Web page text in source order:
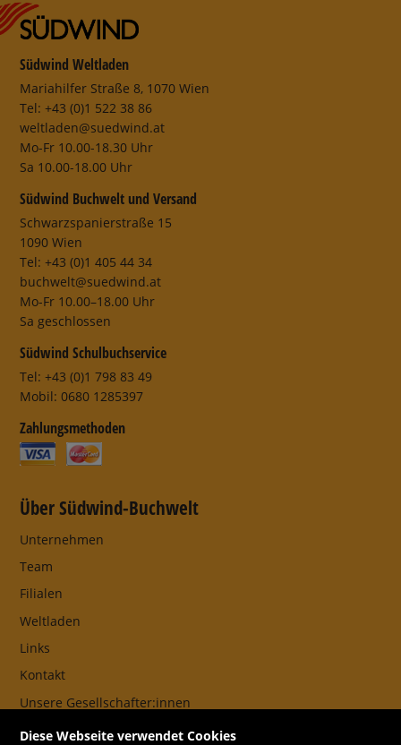
Südwind Weltladen
Mariahilfer Straße 8, 1070 Wien
Tel: +43 (0)1 522 38 86
weltladen@suedwind.at
Mo-Fr 10.00-18.30 Uhr
Sa 10.00-18.00 Uhr
Südwind Buchwelt und Versand
Schwarzspanierstraße 15
1090 Wien
Tel: +43 (0)1 405 44 34
buchwelt@suedwind.at
Mo-Fr 10.00–18.00 Uhr
Sa geschlossen
Südwind Schulbuchservice
Tel: +43 (0)1 798 83 49
Mobil: 0680 1285397
Zahlungsmethoden
Über Südwind-Buchwelt
Unternehmen
Team
Filialen
Weltladen
Links
Kontakt
Unsere Gesellschafter:innen
AGB
Diese Webseite verwendet Cookies